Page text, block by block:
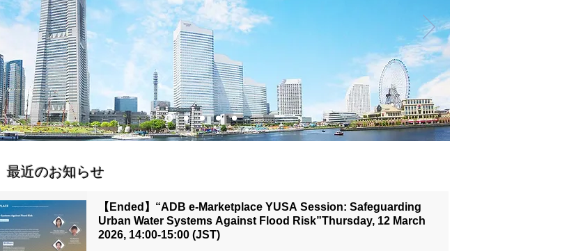
最近のお知らせ
【Ended】“ADB e-Marketplace YUSA Session: Safeguarding
Urban Water Systems Against Flood Risk”Thursday, 12 March
2026, 14:00-15:00 (JST)